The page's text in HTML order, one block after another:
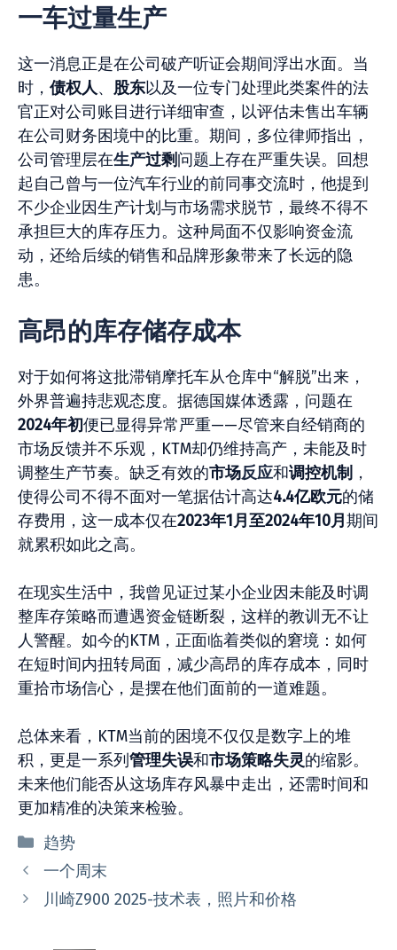
一车过量生产
这一消息正是在公司破产听证会期间浮出水面。当
时， 债权人、 股东以及一位专门处理此类案件的法
官正对公司账目进行详细审查，以评估未售出车辆
在公司财务困境中的比重。期间，多位律师指出，
公司管理层在生产过剩问题上存在严重失误。回想
起自己曾与一位汽车行业的前同事交流时，他提到
不少企业因生产计划与市场需求脱节，最终不得不
承担巨大的库存压力。这种局面不仅影响资金流
动，还给后续的销售和品牌形象带来了长远的隐
患。
高昂的库存储存成本
对于如何将这批滞销摩托车从仓库中“解脱”出来，
外界普遍持悲观态度。据德国媒体透露，问题在
2024年初便已显得异常严重——尽管来自经销商的
市场反馈并不乐观，KTM却仍维持高产，未能及时
调整生产节奏。缺乏有效的市场反应和调控机制 ，
使得公司不得不面对一笔据估计高达4.4亿欧元的储
存费用，这一成本仅在2023年1月至2024年10月 期间
就累积如此之高。
在现实生活中，我曾见证过某小企业因未能及时调
整库存策略而遭遇资金链断裂，这样的教训无不让
人警醒。如今的KTM，正面临着类似的窘境：如何
在短时间内扭转局面，减少高昂的库存成本，同时
重拾市场信心，是摆在他们面前的一道难题。
总体来看，KTM当前的困境不仅仅是数字上的堆
积，更是一系列管理失误和市场策略失灵的缩影。
未来他们能否从这场库存风暴中走出，还需时间和
更加精准的决策来检验。
分
趋势
一个周末
川崎Z900 2025-技术表，照片和价格